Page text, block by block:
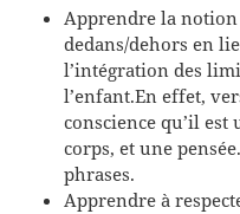
Apprendre la
dedans/dehors en
l’intégration des
l’enfant.En effet,
conscience qu’il
corps, et une
phrases.
Apprendre à